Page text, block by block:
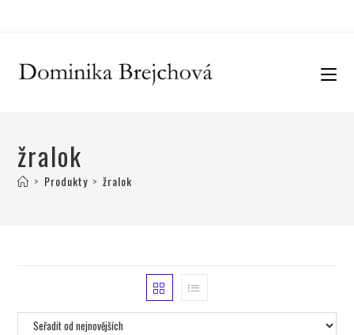
žralok
> Produkty > žralok